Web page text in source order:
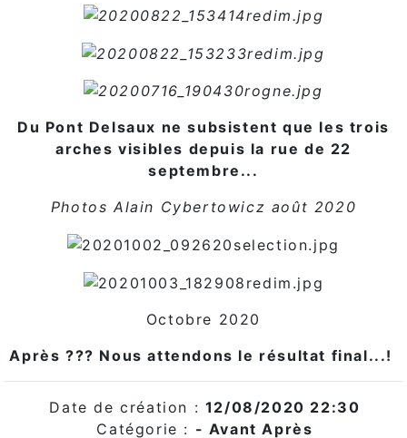
Du Pont Delsaux ne subsistent que les trois
arches visibles depuis la rue de 22
septembre...
Photos Alain Cybertowicz août 2020
Octobre 2020
Après ??? Nous attendons le résultat final...!
Date de création : 12/08/2020 22:30
Catégorie : - Avant Après